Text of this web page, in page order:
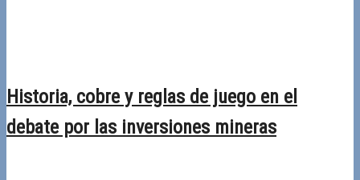
Historia, cobre y reglas de juego en el
debate por las inversiones mineras